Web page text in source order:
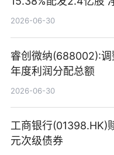
港元
2026-06-30
睿创微纳(688002):
年度利润分配总额
2026-06-30
工商银行(01398.HK)
元次级债券